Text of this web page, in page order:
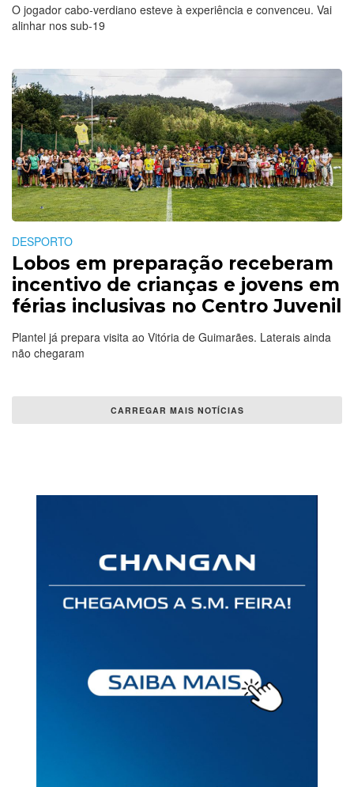
O jogador cabo-verdiano esteve à experiência e convenceu. Vai
alinhar nos sub-19
DESPORTO
Lobos em preparação receberam
incentivo de crianças e jovens em
férias inclusivas no Centro Juvenil
Plantel já prepara visita ao Vitória de Guimarães. Laterais ainda
não chegaram
CARREGAR MAIS NOTÍCIAS